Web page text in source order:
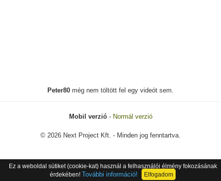
Peter80 még nem töltött fel egy videót sem.
Mobil verzió- Normál verzió
© 2026 Next Project Kft. - Minden jog fenntartva.
Ez a weboldal sütiket (cookie-kat) használ a felhasználói élmény fokozásának
érdekében! További információ! Elfogadom